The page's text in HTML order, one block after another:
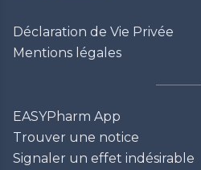
Déclaration de Vie Privée
Mentions légales
EASYPharm App
Trouver une notice
Signaler un effet indésirable